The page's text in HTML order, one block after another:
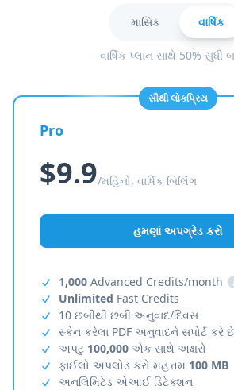
માસિક વાર્ષિક
વાર્ષિક પ્લાન સાથે 50% સુધી
સૌથી લોકપ્રિય
Pro
$9.9/મહિનો, વાર્ષિક બિલિંગ
હમણાં અપગ્રેડ કરો
1,000 Advanced Credits/month
Unlimited Fast Credits
10 છબીથી છબી અનુવાદ/દિવસ
સ્કેન કરેલા PDF અનુવાદને સપોર્ટ કરે
અપટુ 100,000 એક સાથે અક્ષરો
ફાઈલો અપલોડ કરો મહત્તમ 100 MB
અનલિમિટેડ એઆઈ ડિટેક્શન